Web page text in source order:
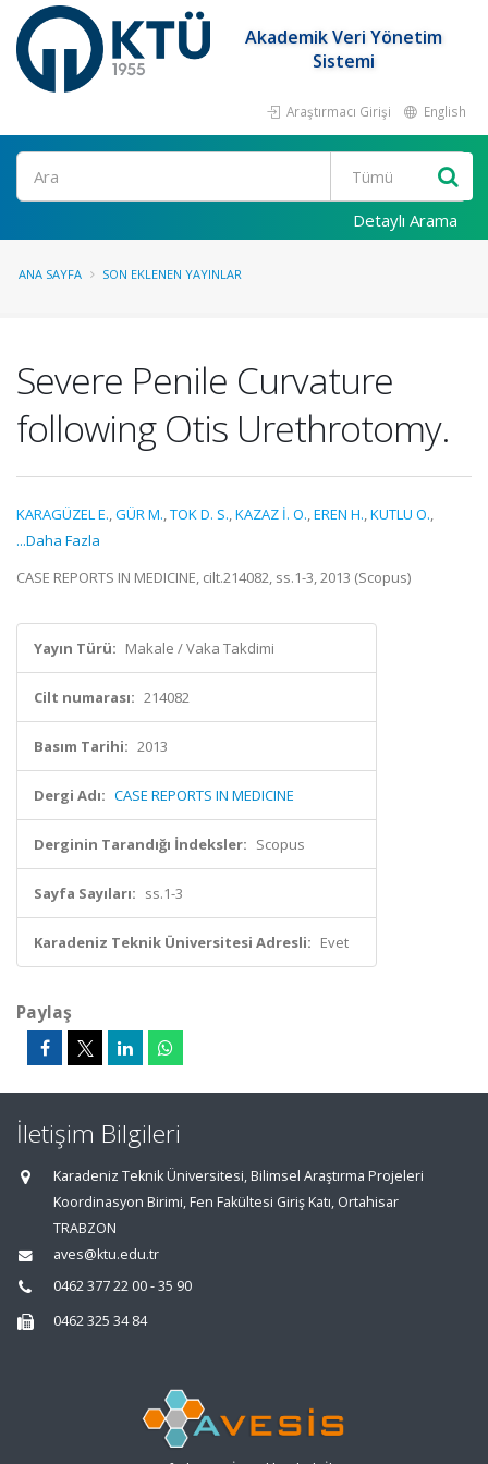
Akademik Veri Yönetim
Sistemi
Araştırmacı Girişi English
Ara
Detaylı Arama
ANA SAYFA SON EKLENEN YAYINLAR
Severe Penile Curvature
following Otis Urethrotomy.
KARAGÜZEL E.,GÜR M.,TOK D. S.,KAZAZ İ. O.,EREN H.,KUTLU O.,
...Daha Fazla
CASE REPORTS IN MEDICINE, cilt.214082, ss.1-3, 2013 (Scopus)
Yayın Türü: Makale / Vaka Takdimi
Cilt numarası: 214082
Basım Tarihi: 2013
Dergi Adı: CASE REPORTS IN MEDICINE
Derginin Tarandığı İndeksler: Scopus
Sayfa Sayıları: ss.1-3
Karadeniz Teknik Üniversitesi Adresli: Evet
Paylaş
İletişim Bilgileri
Karadeniz Teknik Üniversitesi, Bilimsel Araştırma Projeleri
Koordinasyon Birimi, Fen Fakültesi Giriş Katı, Ortahisar
TRABZON
aves@ktu.edu.tr
0462 377 22 00 - 35 90
0462 325 34 84